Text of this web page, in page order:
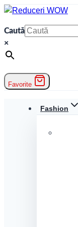
Skip
content
Caută
×
Favorite
Fashion